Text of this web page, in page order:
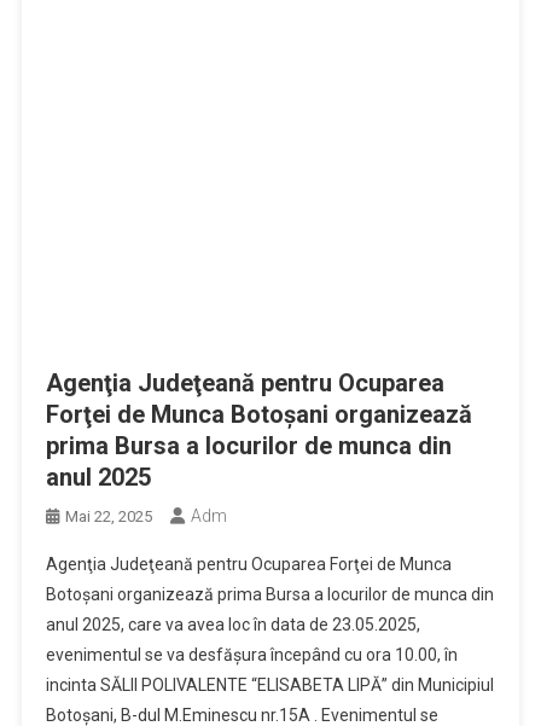
Agenţia Judeţeană pentru Ocuparea
Forţei de Munca Botoşani organizează
prima Bursa a locurilor de munca din
anul 2025
Mai 22, 2025 Adm
Agenţia Judeţeană pentru Ocuparea Forţei de Munca
Botoşani organizează prima Bursa a locurilor de munca din
anul 2025, care va avea loc în data de 23.05.2025,
evenimentul se va desfăşura începând cu ora 10.00, în
incinta SĂLII POLIVALENTE “ELISABETA LIPĂ” din Municipiul
Botoșani, B-dul M.Eminescu nr.15A . Evenimentul se